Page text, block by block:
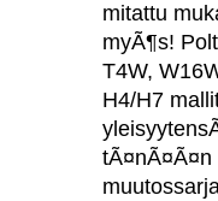
mitattu
myÃ¶s!
T4W,
H4/H7